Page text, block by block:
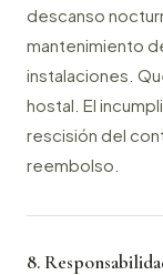
descanso
mantenimiento
instalaciones.
hostal. El
rescisión del
reembolso.
8.